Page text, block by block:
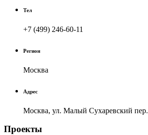
Тел
+7 (499) 246-60-11
Регион
Москва
Адрес
Москва, ул. Малый Сухаревский
Проекты